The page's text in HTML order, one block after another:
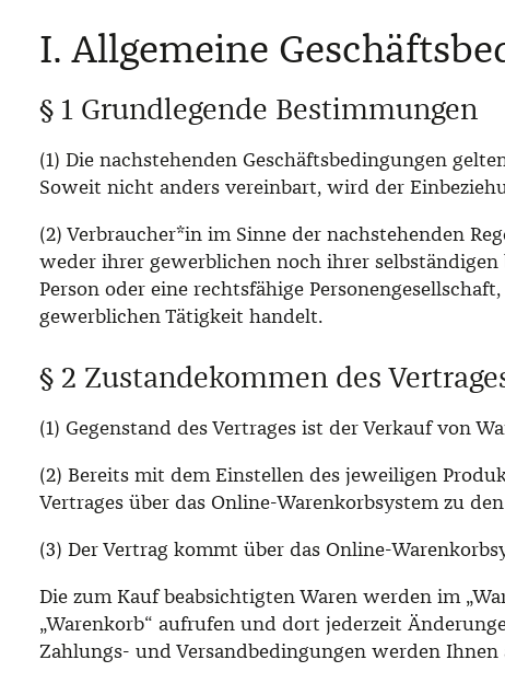
I. Allgemeine
§ 1 Grundlegende Bestimmungen
(1) Die nachstehenden Geschäftsbedingungen
Soweit nicht anders vereinbart, wird der
(2) Verbraucher*in im Sinne der nachstehenden
weder ihrer gewerblichen noch ihrer
Person oder eine rechtsfähige
gewerblichen Tätigkeit handelt.
§ 2 Zustandekommen des
(1) Gegenstand des Vertrages ist der Verkauf von
(2) Bereits mit dem Einstellen des jeweiligen
Vertrages über das Online-Warenkorbsystem zu
(3) Der Vertrag kommt über das Online-
Die zum Kauf beabsichtigten Waren werden im
„Warenkorb“ aufrufen und dort jederzeit
Zahlungs- und Versandbedingungen werden